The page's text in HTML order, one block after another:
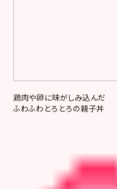
鶏肉や卵に味がしみ込んだ
ふわふわとろとろの親子丼